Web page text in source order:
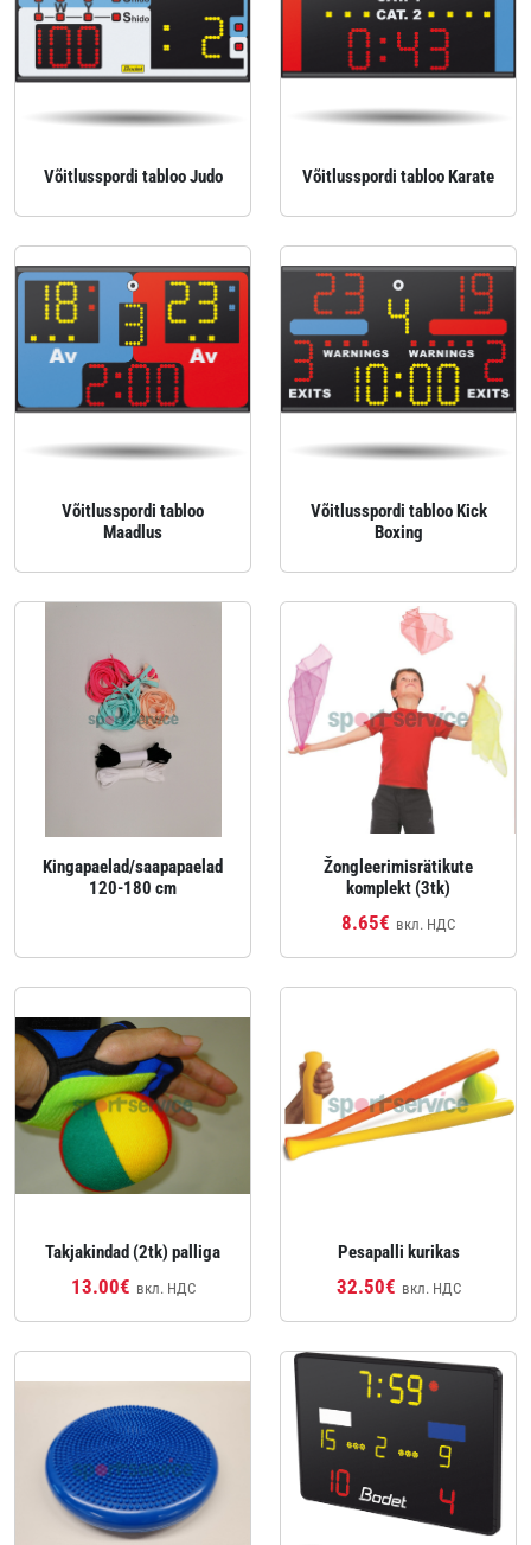
Võitlusspordi tabloo Judo Võitlusspordi tabloo Karate
Võitlusspordi tabloo
Maadlus
Võitlusspordi tabloo Kick
Boxing
Kingapaelad/saapapaelad
120-180 cm
Žongleerimisrätikute
komplekt (3tk)
8.65€ вкл. НДС
Takjakindad (2tk) palliga
13.00€ вкл. НДС
Pesapalli kurikas
32.50€ вкл. НДС